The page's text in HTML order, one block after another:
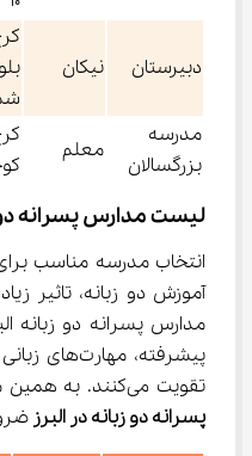
دبیرستان نیکان
مدرسه
بزرگسالان
معلم
لیست مدارس پسرانه دو
انتخاب مدرسه مناسب
آموزش دو زبانه، تاثیر
پیشرفته،
تقویت می‌کنند. به همین منظور آگاهی از
پسرانه دو زبانه در البرز